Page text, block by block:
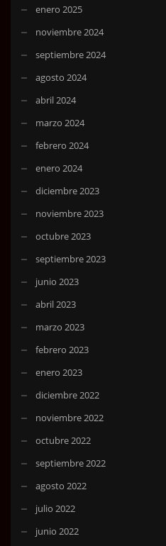
enero 2025
noviembre 2024
septiembre 2024
agosto 2024
abril 2024
marzo 2024
febrero 2024
enero 2024
diciembre 2023
noviembre 2023
octubre 2023
septiembre 2023
junio 2023
abril 2023
marzo 2023
febrero 2023
enero 2023
diciembre 2022
noviembre 2022
octubre 2022
septiembre 2022
agosto 2022
julio 2022
junio 2022